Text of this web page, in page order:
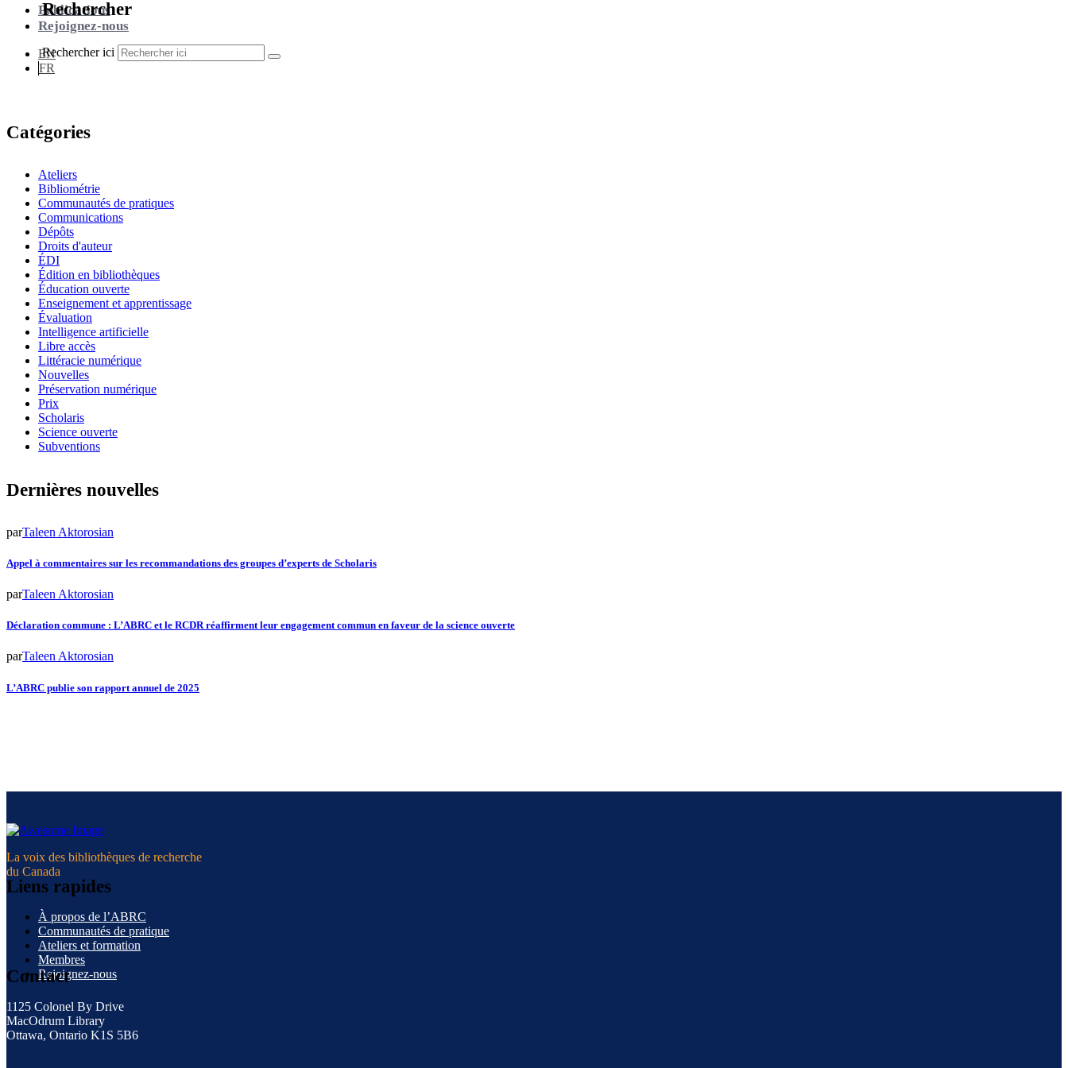
Publications
Rejoignez-nous
EN
FR
Rechercher
Rechercher ici
Catégories
Ateliers
Bibliométrie
Communautés de pratiques
Communications
Dépôts
Droits d'auteur
ÉDI
Édition en bibliothèques
Éducation ouverte
Enseignement et apprentissage
Évaluation
Intelligence artificielle
Libre accès
Littéracie numérique
Nouvelles
Préservation numérique
Prix
Scholaris
Science ouverte
Subventions
Dernières nouvelles
parTaleen Aktorosian
Appel à commentaires sur les recommandations des groupes d’experts de Scholaris
parTaleen Aktorosian
Déclaration commune : L’ABRC et le RCDR réaffirment leur engagement commun en faveur de la science ouverte
parTaleen Aktorosian
L’ABRC publie son rapport annuel de 2025
La voix des bibliothèques de recherche
du Canada
Liens rapides
À propos de l’ABRC
Communautés de pratique
Ateliers et formation
Membres
Rejoignez-nous
Contact
1125 Colonel By Drive
MacOdrum Library
Ottawa, Ontario K1S 5B6